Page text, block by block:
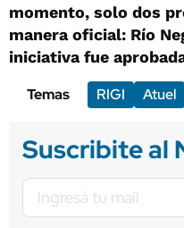
momento, solo dos
manera oficial: Río
iniciativa fue
Temas
RIGI Atuel
Suscribite al